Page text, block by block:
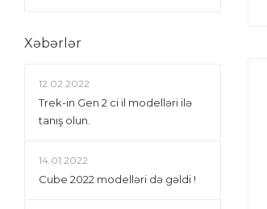
Xəbərlər
12.02.2022
Trek-in Gen 2 ci il modelləri ilə
tanış olun.
14.01.2022
Сube 2022 modelləri də gəldi !